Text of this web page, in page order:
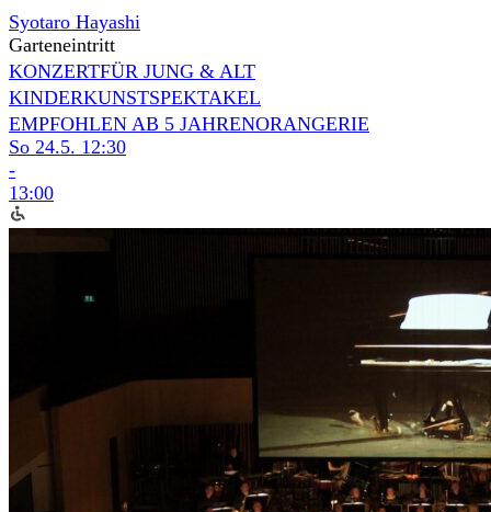
Syotaro Hayashi
Garteneintritt
KONZERTFÜR JUNG & ALT
KINDERKUNSTSPEKTAKEL
EMPFOHLEN AB 5 JAHRENORANGERIE
So 24.5. 12:30
-
13:00